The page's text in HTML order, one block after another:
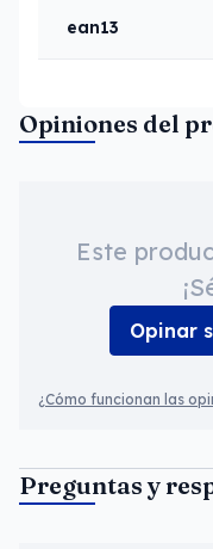
ean13
Opiniones del
Este
Opinar
¿Cómo funcionan las
Preguntas y